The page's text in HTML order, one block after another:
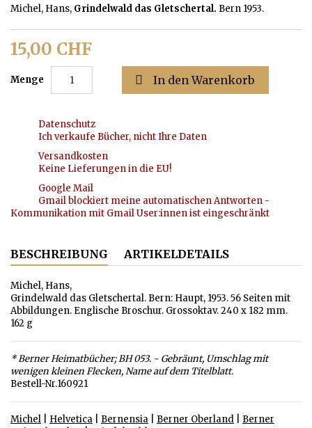
Michel, Hans, Grindelwald das Gletschertal. Bern 1953.
15,00 CHF
Menge  In den Warenkorb
Datenschutz
Ich verkaufe Bücher, nicht Ihre Daten
Versandkosten
Keine Lieferungen in die EU!
Google Mail
Gmail blockiert meine automatischen Antworten -
Kommunikation mit Gmail User:innen ist eingeschränkt
BESCHREIBUNG ARTIKELDETAILS
Michel, Hans,
Grindelwald das Gletschertal. Bern: Haupt, 1953. 56 Seiten mit
Abbildungen. Englische Broschur. Grossoktav. 240 x 182 mm.
162 g
* Berner Heimatbücher; BH 053. - Gebräunt, Umschlag mit
wenigen kleinen Flecken, Name auf dem Titelblatt.
Bestell-Nr.160921
Michel Helvetica Bernensia Berner Oberland
Berner